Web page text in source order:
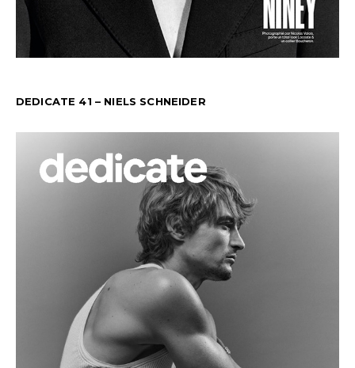
DEDICATE 41 – NIELS SCHNEIDER